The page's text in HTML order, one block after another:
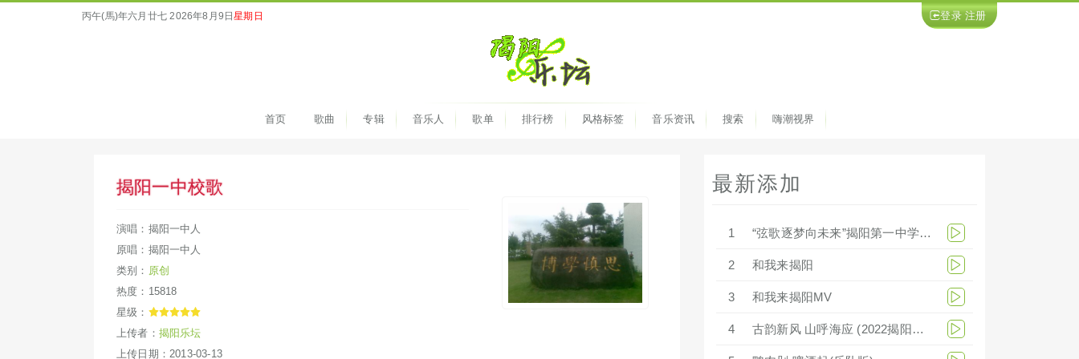
丙午(馬)年六月廿七 2026年8月9日星期日 登录 注册
首页 歌曲 专辑 音乐人 歌单 排行榜 风格标签 音乐资讯 搜索 嗨潮视界
揭阳一中校歌
演唱：揭阳一中人
原唱：揭阳一中人
类别： 原创
热度：15818
星级：
上传者： 揭阳乐坛
上传日期：2013-03-13
最新添加
1 “弦歌逐梦向未来”揭阳第一中学庆祝279周年华诞文艺汇演
2 和我来揭阳
3 和我来揭阳MV
4 古韵新风 山呼海应 (2022揭阳宣传片)